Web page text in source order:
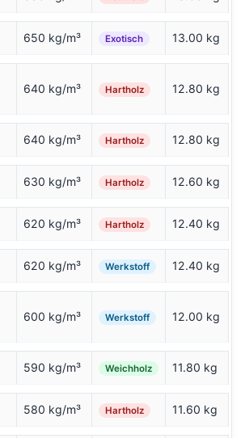
650 kg/m³ Exotisch 13.00 kg
640 kg/m³ Hartholz 12.80 kg
640 kg/m³ Hartholz 12.80 kg
630 kg/m³ Hartholz 12.60 kg
620 kg/m³ Hartholz 12.40 kg
620 kg/m³ Werkstoff 12.40 kg
600 kg/m³ Werkstoff 12.00 kg
590 kg/m³ Weichholz 11.80 kg
580 kg/m³ Hartholz 11.60 kg